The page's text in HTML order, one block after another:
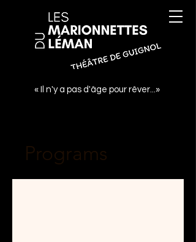
« Il n'y a pas d'âge pour rêver...»
Programs